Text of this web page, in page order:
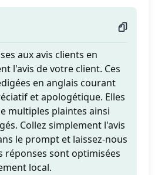
aux avis clients en
l'avis de votre client. Ces
en anglais courant
et apologétique. Elles
multiples plaintes ainsi
Collez simplement l'avis
le prompt et laissez-nous
réponses sont optimisées
local.